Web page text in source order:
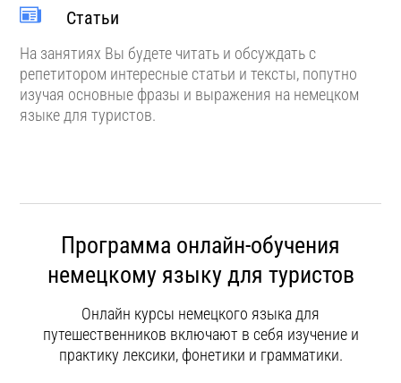
Статьи
На занятиях Вы будете читать и обсуждать с
репетитором интересные статьи и тексты, попутно
изучая основные фразы и выражения на немецком
языке для туристов.
Программа онлайн-обучения
немецкому языку для туристов
Онлайн курсы немецкого языка для
путешественников включают в себя изучение и
практику лексики, фонетики и грамматики.